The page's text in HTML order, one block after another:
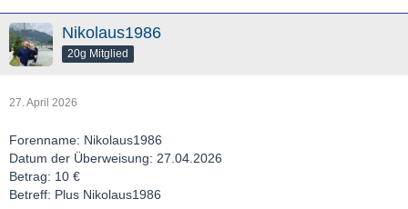
Nikolaus1986
20g Mitglied
27. April 2026
Forenname: Nikolaus1986
Datum der Überweisung: 27.04.2026
Betrag: 10 €
Betreff: Plus Nikolaus1986